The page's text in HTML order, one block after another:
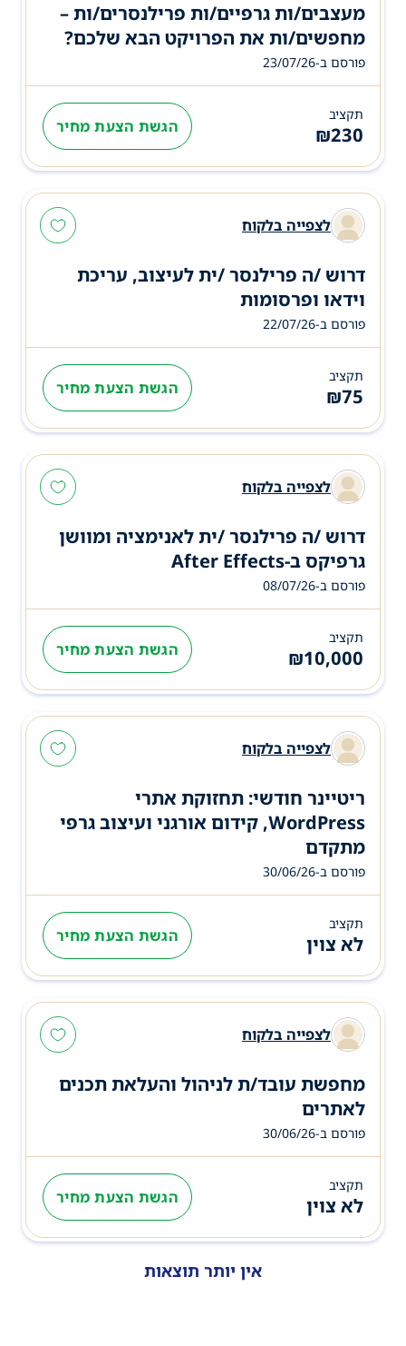
מעצבים/ות גרפיים/ות פרילנסרים/ות –
מחפשים/ות את הפרויקט הבא שלכם?
פורסם ב-23/07/26
תקציב
₪230 הגשת הצעת מחיר
לצפייה בלקוח
דרוש /ה פרילנסר /ית לעיצוב, עריכת
וידאו ופרסומות
פורסם ב-22/07/26
תקציב
₪75 הגשת הצעת מחיר
לצפייה בלקוח
דרוש /ה פרילנסר /ית לאנימציה ומוושן
גרפיקס ב-After Effects
פורסם ב-08/07/26
תקציב
₪10,000 הגשת הצעת מחיר
לצפייה בלקוח
ריטיינר חודשי: תחזוקת אתרי
WordPress, קידום אורגני ועיצוב גרפי
מתקדם
פורסם ב-30/06/26
תקציב
לא צוין הגשת הצעת מחיר
לצפייה בלקוח
מחפשת עובד/ת לניהול והעלאת תכנים
לאתרים
פורסם ב-30/06/26
תקציב
לא צוין הגשת הצעת מחיר
אין יותר תוצאות